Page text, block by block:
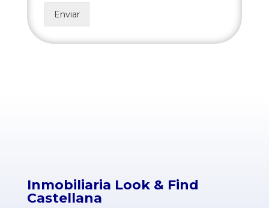
Enviar
Inmobiliaria Look & Find
Castellana